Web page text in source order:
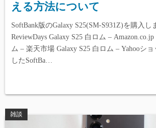
える方法について
SoftBank版のGalaxy S25(SM-S931Z)を購入し
ReviewDays Galaxy S25 白ロム – Amazon.co.jp
ム – 楽天市場 Galaxy S25 白ロム – Yahooシ
したSoftBa…
雑談